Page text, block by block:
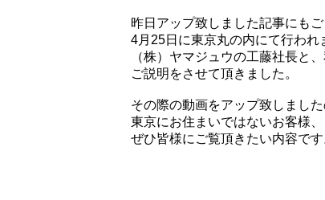
昨日アップ致しました記事にもご
4月25日に東京丸の内にて行わ
（株）ヤマジュウの工藤社長と
ご説明をさせて頂きました。
その際の動画をアップ致しまし
東京にお住まいではないお客様
ぜひ皆様にご覧頂きたい内容です